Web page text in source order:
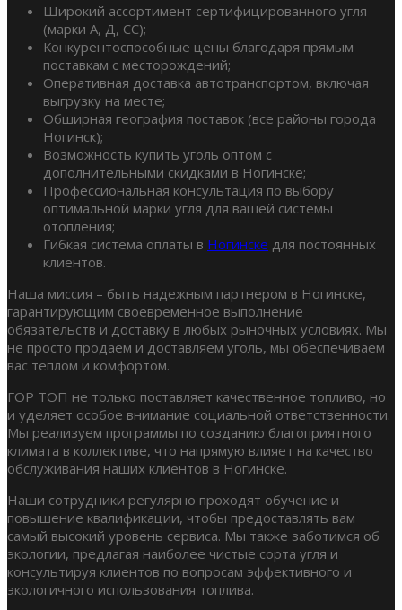
Широкий ассортимент сертифицированного угля
(марки А, Д, СС);
Конкурентоспособные цены благодаря прямым
поставкам с месторождений;
Оперативная доставка автотранспортом, включая
выгрузку на месте;
Обширная география поставок (все районы города
Ногинск);
Возможность купить уголь оптом с
дополнительными скидками в Ногинске;
Профессиональная консультация по выбору
оптимальной марки угля для вашей системы
отопления;
Гибкая система оплаты в Ногинске для постоянных
клиентов.
Наша миссия – быть надежным партнером в Ногинске,
гарантирующим своевременное выполнение
обязательств и доставку в любых рыночных условиях. Мы
не просто продаем и доставляем уголь, мы обеспечиваем
вас теплом и комфортом.
ГОР ТОП не только поставляет качественное топливо, но
и уделяет особое внимание социальной ответственности.
Мы реализуем программы по созданию благоприятного
климата в коллективе, что напрямую влияет на качество
обслуживания наших клиентов в Ногинске.
Наши сотрудники регулярно проходят обучение и
повышение квалификации, чтобы предоставлять вам
самый высокий уровень сервиса. Мы также заботимся об
экологии, предлагая наиболее чистые сорта угля и
консультируя клиентов по вопросам эффективного и
экологичного использования топлива.